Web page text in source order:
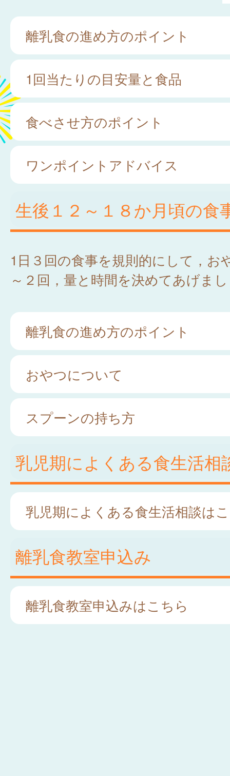
離乳食の進め方のポイント
1回当たりの目安量と食品
食べさせ方のポイント
ワンポイントアドバイス
生後１２～１８か月頃の食
1日３回の食事を規則的にして，お
～２回，量と時間を決めてあげま
離乳食の進め方のポイント
おやつについて
スプーンの持ち方
乳児期によくある食生活相
乳児期によくある食生活相談は
離乳食教室申込み
離乳食教室申込みはこちら